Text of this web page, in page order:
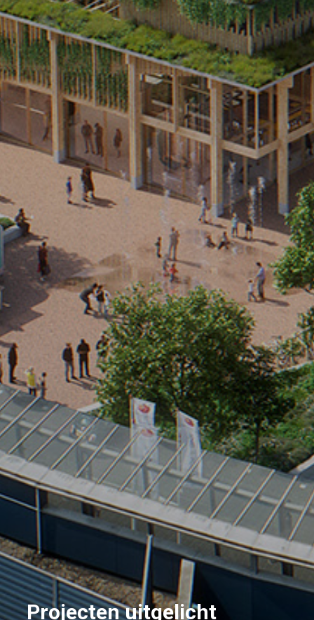
Projecten uitgelicht